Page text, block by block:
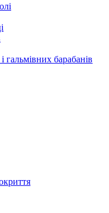
гальмівних барабанів